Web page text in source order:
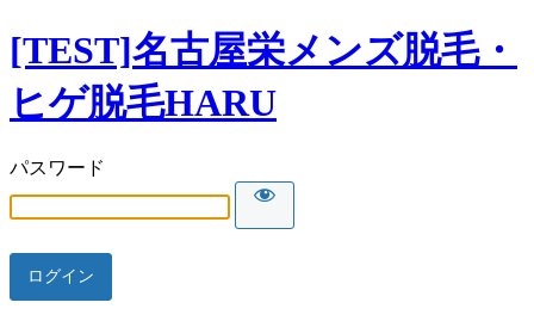
[TEST]名古屋栄メンズ脱毛・
ヒゲ脱毛HARU
パスワード